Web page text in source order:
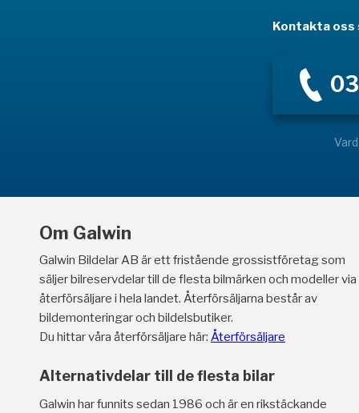
Kontakta oss
Om Galwin
Galwin Bildelar AB är ett fristående grossistföretag som
säljer bilreservdelar till de flesta bilmärken och modeller via
återförsäljare i hela landet. Återförsäljarna består av
bildemonteringar och bildelsbutiker.
Du hittar våra återförsäljare här: Återförsäljare
Alternativdelar till de flesta bilar
Galwin har funnits sedan 1986 och är en rikstäckande